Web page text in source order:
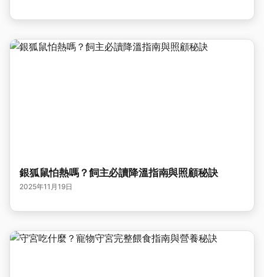
銀狐鼠怕熱嗎？飼主必讀降溫指南與照顧秘訣
2025年11月19日